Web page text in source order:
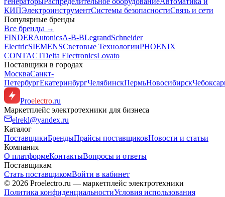
КИПЭлектроинструментСистемы безопасностиСвязь и сети
Популярные бренды
Все бренды →
FINDERAutonicsA-B-BLegrandSchneider
ElectricSIEMENSСветовые ТехнологииPHOENIX
CONTACTDelta ElectronicsLovato
Поставщики в городах
МоскваСанкт-
ПетербургЕкатеринбургЧелябинскПермьНовосибирск
Proelectro.ru
Маркетплейс электротехники для бизнеса
elrekl@yandex.ru
Каталог
ПоставщикиБрендыПрайсы поставщиковНовости и статьи
Компания
О платформеКонтактыВопросы и ответы
Поставщикам
Стать поставщикомВойти в кабинет
© 2026 Proelectro.ru — маркетплейс электротехники
Политика конфиденциальностиУсловия использования